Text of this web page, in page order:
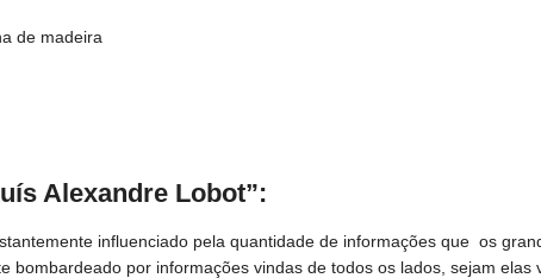
de madeira
Alexandre Lobot”:
influenciado pela quantidade de informações que os
bombardeado por informações vindas de todos os lados, sejam